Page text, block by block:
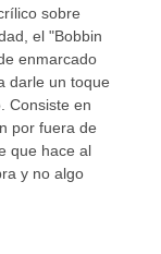
sobre
el "Bobbin
enmarcado
darle un toque
Consiste en
por fuera de
que hace al
y no algo